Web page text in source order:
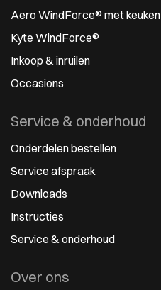
Aero WindForce® met keuken
Kyte WindForce®
Inkoop & inruilen
Occasions
Service & onderhoud
Onderdelen bestellen
Service afspraak
Downloads
Instructies
Service & onderhoud
Over ons